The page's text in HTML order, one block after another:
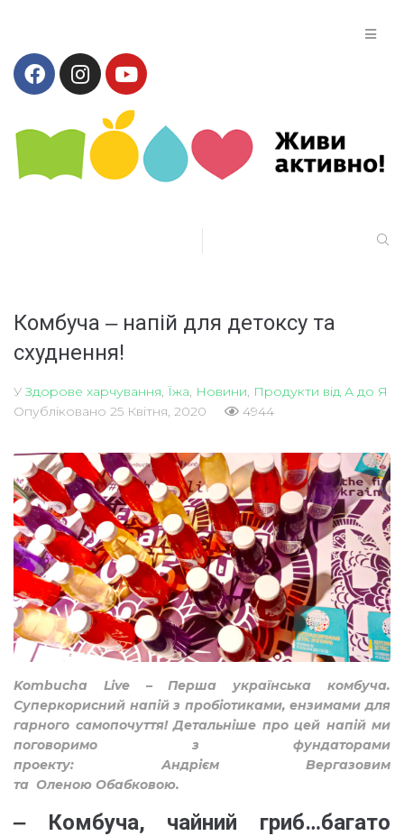
Комбуча ‒ напій для детоксу та
схуднення!
УЗдорове харчування Їжа Новини Продукти від А до Я
Опубліковано 25 Квітня, 2020 4944
Kombucha Live – Перша українська комбуча.
Суперкорисний напій з пробіотиками, ензимами для
гарного самопочуття! Детальніше про цей напій ми
поговоримо з фундаторами
проекту: Андрієм Вергазовим
та Оленою Обабковою.
‒ Комбуча, чайний гриб…багато